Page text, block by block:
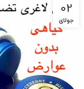
02
جولای